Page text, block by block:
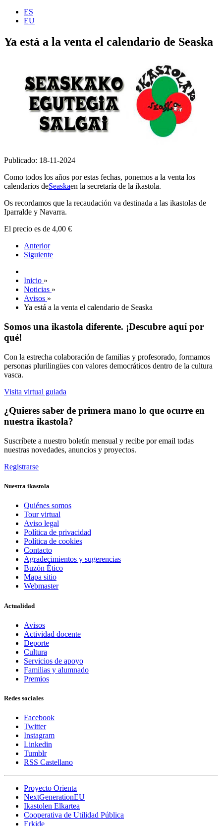
ES
EU
Ya está a la venta el calendario de Seaska
Publicado: 18-11-2024
Como todos los años por estas fechas, ponemos a la venta los
calendarios deSeaskaen la secretaría de la ikastola.
Os recordamos que la recaudación va destinada a las ikastolas de
Iparralde y Navarra.
El precio es de 4,00 €
Anterior
Siguiente
Inicio »
Noticias »
Avisos »
Ya está a la venta el calendario de Seaska
Somos una ikastola diferente. ¡Descubre aquí por
qué!
Con la estrecha colaboración de familias y profesorado, formamos
personas plurilingües con valores democráticos dentro de la cultura
vasca.
Visita virtual guiada
¿Quieres saber de primera mano lo que ocurre en
nuestra ikastola?
Suscríbete a nuestro boletín mensual y recibe por email todas
nuestras novedades, anuncios y proyectos.
Registrarse
Nuestra ikastola
Quiénes somos
Tour virtual
Aviso legal
Política de privacidad
Política de cookies
Contacto
Agradecimientos y sugerencias
Buzón Ético
Mapa sitio
Webmaster
Actualidad
Avisos
Actividad docente
Deporte
Cultura
Servicios de apoyo
Familias y alumnado
Premios
Redes sociales
Facebook
Twitter
Instagram
Linkedin
Tumblr
RSS Castellano
Proyecto Orienta
NextGenerationEU
Ikastolen Elkartea
Cooperativa de Utilidad Pública
Erkide